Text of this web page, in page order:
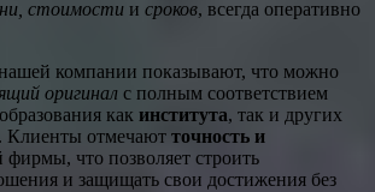
стоимости и сроков, всегда оперативно
компании показывают, что можно
оригинал с полным соответствием
как института, так и других
. Клиенты отмечают точность и
фирмы, что позволяет строить
и защищать свои достижения без